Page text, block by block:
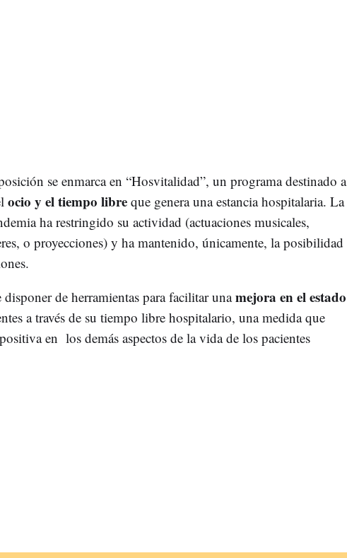
se enmarca en “Hosvitalidad”, un programa destinado a
ocio y el tiempo libreque genera una estancia hospitalaria. La
ha restringido su actividad (actuaciones musicales,
o proyecciones) y ha mantenido, únicamente, la posibilidad
disponer de herramientas para facilitar unamejora en el estado
a través de su tiempo libre hospitalario, una medida que
en los demás aspectos de la vida de los pacientes